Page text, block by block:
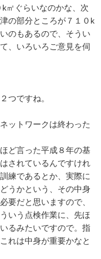
㎡ぐらいなのかな、次
の部分ところが７１０k
のもあるので、そうい
、いろいろご意見を伺
つですね。
ットワークは終わった
ど言った平成８年の基
されているんですけれ
練であるとか、実際に
うかという、その中身
要だと思いますので、
いう点検作業に、先ほ
るみたいですので。指
れは中身が重要かなと